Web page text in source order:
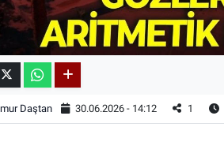
Daştan 30.06.2026 - 14:12 1